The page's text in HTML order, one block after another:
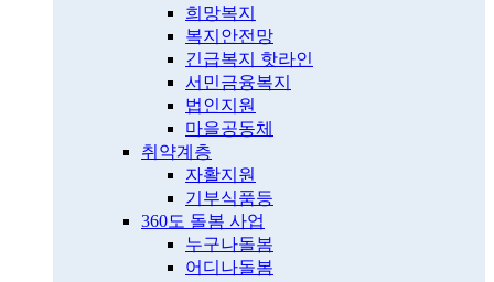
희망복지
복지안전망
긴급복지 핫라인
서민금융복지
법인지원
마을공동체
취약계층
자활지원
기부식품등
360도 돌봄 사업
누구나돌봄
어디나돌봄